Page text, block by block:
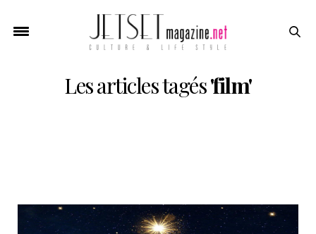
Les articles tagés'film'